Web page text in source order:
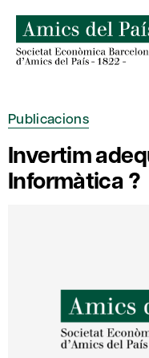
content
Publicacions
Invertim
Informàtica ?